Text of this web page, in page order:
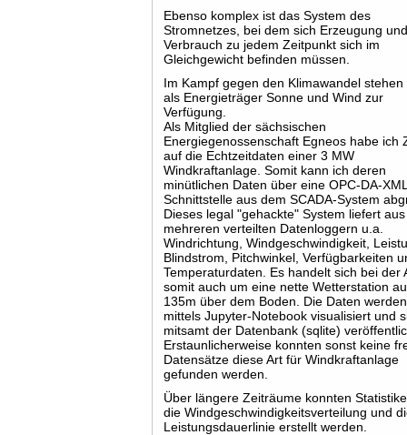
Ebenso komplex ist das System des
Stromnetzes, bei dem sich Erzeugung
Verbrauch zu jedem Zeitpunkt sich im
Gleichgewicht befinden müssen.
Im Kampf gegen den Klimawandel stehen
als Energieträger Sonne und Wind zur
Verfügung.
Als Mitglied der sächsischen
Energiegenossenschaft Egneos habe ich
auf die Echtzeitdaten einer 3 MW
Windkraftanlage. Somit kann ich deren
minütlichen Daten über eine OPC-DA-
Schnittstelle aus dem SCADA-System
Dieses legal "gehackte" System liefert aus
mehreren verteilten Datenloggern u.a.
Windrichtung, Windgeschwindigkeit,
Blindstrom, Pitchwinkel, Verfügbarkeiten
Temperaturdaten. Es handelt sich bei der
somit auch um eine nette Wetterstation
135m über dem Boden. Die Daten werden
mittels Jupyter-Notebook visualisiert und
mitsamt der Datenbank (sqlite)
Erstaunlicherweise konnten sonst keine
Datensätze diese Art für Windkraftanlage
gefunden werden.
Über längere Zeiträume konnten
die Windgeschwindigkeitsverteilung und
Leistungsdauerlinie erstellt werden.